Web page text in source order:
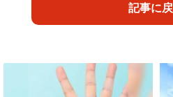
記事に